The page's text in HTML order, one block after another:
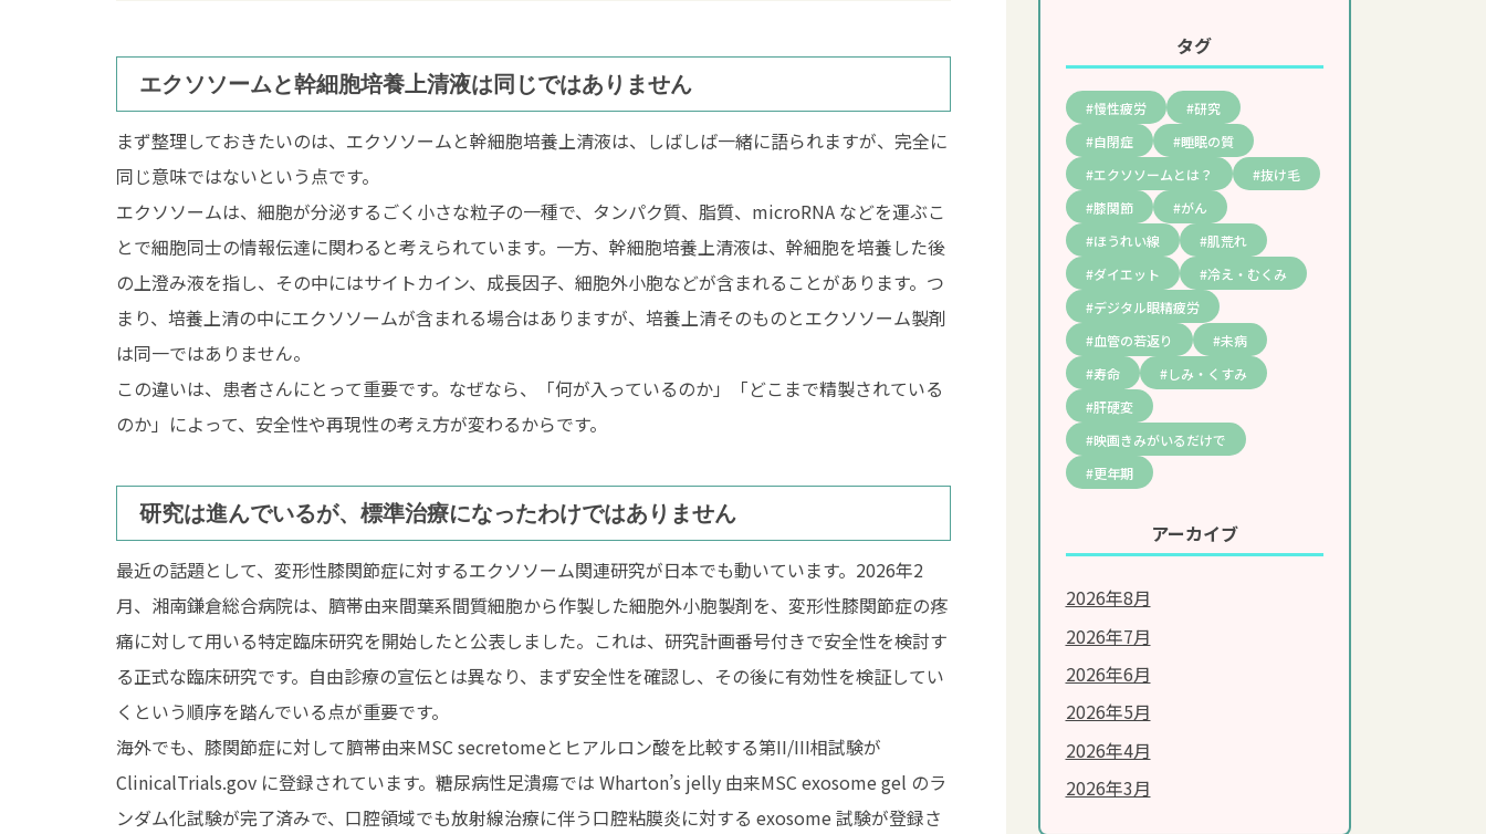
エクソソームとは
成人治療
脳卒中
糖尿病
不整脈
小児治療
急性脳症後遺症
自閉症
健康維持
肩こり
睡眠の質
美容・エイジングケア
シミ・しわ
肌荒れ
エクソソームと幹細胞培養上清液は同じではありません
まず整理しておきたいのは、エクソソームと幹細胞培養上清液は、しばしば一緒に語られますが、完全に
同じ意味ではないという点です。
エクソソームは、細胞が分泌するごく小さな粒子の一種で、タンパク質、脂質、microRNA などを運ぶこ
とで細胞同士の情報伝達に関わると考えられています。一方、幹細胞培養上清液は、幹細胞を培養した後
の上澄み液を指し、その中にはサイトカイン、成長因子、細胞外小胞などが含まれることがあります。つ
まり、培養上清の中にエクソソームが含まれる場合はありますが、培養上清そのものとエクソソーム製剤
は同一ではありません。
この違いは、患者さんにとって重要です。なぜなら、「何が入っているのか」「どこまで精製されている
のか」によって、安全性や再現性の考え方が変わるからです。
研究は進んでいるが、標準治療になったわけではありません
最近の話題として、変形性膝関節症に対するエクソソーム関連研究が日本でも動いています。2026年2
月、湘南鎌倉総合病院は、臍帯由来間葉系間質細胞から作製した細胞外小胞製剤を、変形性膝関節症の疼
痛に対して用いる特定臨床研究を開始したと公表しました。これは、研究計画番号付きで安全性を検討す
る正式な臨床研究です。自由診療の宣伝とは異なり、まず安全性を確認し、その後に有効性を検証してい
くという順序を踏んでいる点が重要です。
海外でも、膝関節症に対して臍帯由来MSC secretomeとヒアルロン酸を比較する第II/III相試験が
ClinicalTrials.gov に登録されています。糖尿病性足潰瘍では Wharton’s jelly 由来MSC exosome gel のラ
ンダム化試験が完了済みで、口腔領域でも放射線治療に伴う口腔粘膜炎に対する exosome 試験が登録さ
タグ
慢性疲労
研究
自閉症
睡眠の質
エクソソームとは？
抜け毛
膝関節
がん
ほうれい線
肌荒れ
ダイエット
冷え・むくみ
デジタル眼精疲労
血管の若返り
未病
寿命
しみ・くすみ
肝硬変
映画きみがいるだけで
更年期
アーカイブ
2026年8月
2026年7月
2026年6月
2026年5月
2026年4月
2026年3月